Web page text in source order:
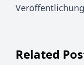
Related